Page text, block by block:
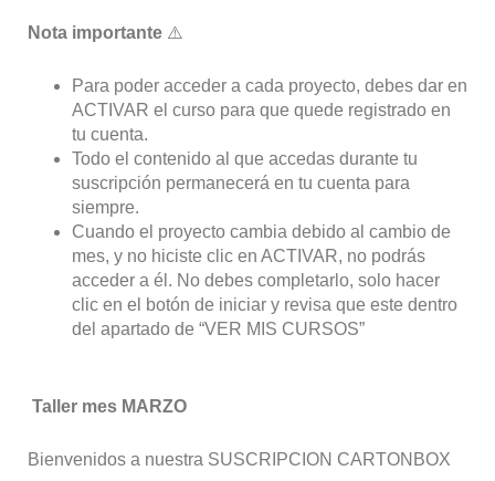
Nota importante ⚠️
Para poder acceder a cada proyecto, debes dar en
ACTIVAR el curso para que quede registrado en
tu cuenta.
Todo el contenido al que accedas durante tu
suscripción permanecerá en tu cuenta para
siempre.
Cuando el proyecto cambia debido al cambio de
mes, y no hiciste clic en ACTIVAR, no podrás
acceder a él. No debes completarlo, solo hacer
clic en el botón de iniciar y revisa que este dentro
del apartado de “VER MIS CURSOS”
Taller mes MARZO
Bienvenidos a nuestra SUSCRIPCION CARTONBOX